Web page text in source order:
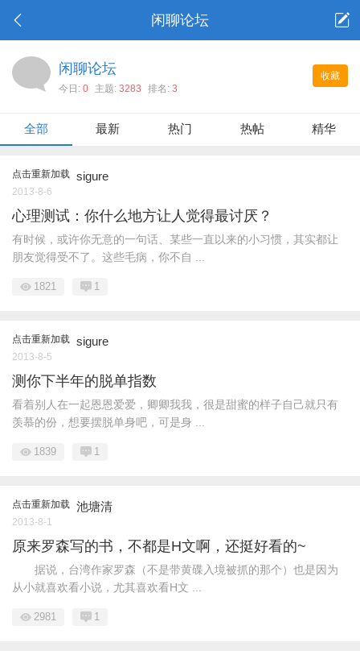
闲聊论坛
收藏
闲聊论坛
今日: 0 主题: 3283 排名: 3
全部 最新 热门 热帖 精华
点击重新加载 sigure
2013-8-6
心理测试：你什么地方让人觉得最讨厌？
有时候，或许你无意的一句话、某些一直以来的小习惯，其实都让
朋友觉得受不了。这些毛病，你不自 ...
1821 1
点击重新加载 sigure
2013-8-5
测你下半年的脱单指数
看着别人在一起恩恩爱爱，卿卿我我，很是甜蜜的样子自己就只有
羡慕的份，想要摆脱单身吧，可是身 ...
1839 1
点击重新加载 池塘清
2013-8-1
原来罗森写的书，不都是H文啊，还挺好看的~
据说，台湾作家罗森（不是带黄碟入境被抓的那个）也是因为
从小就喜欢看小说，尤其喜欢看H文 ...
2981 1